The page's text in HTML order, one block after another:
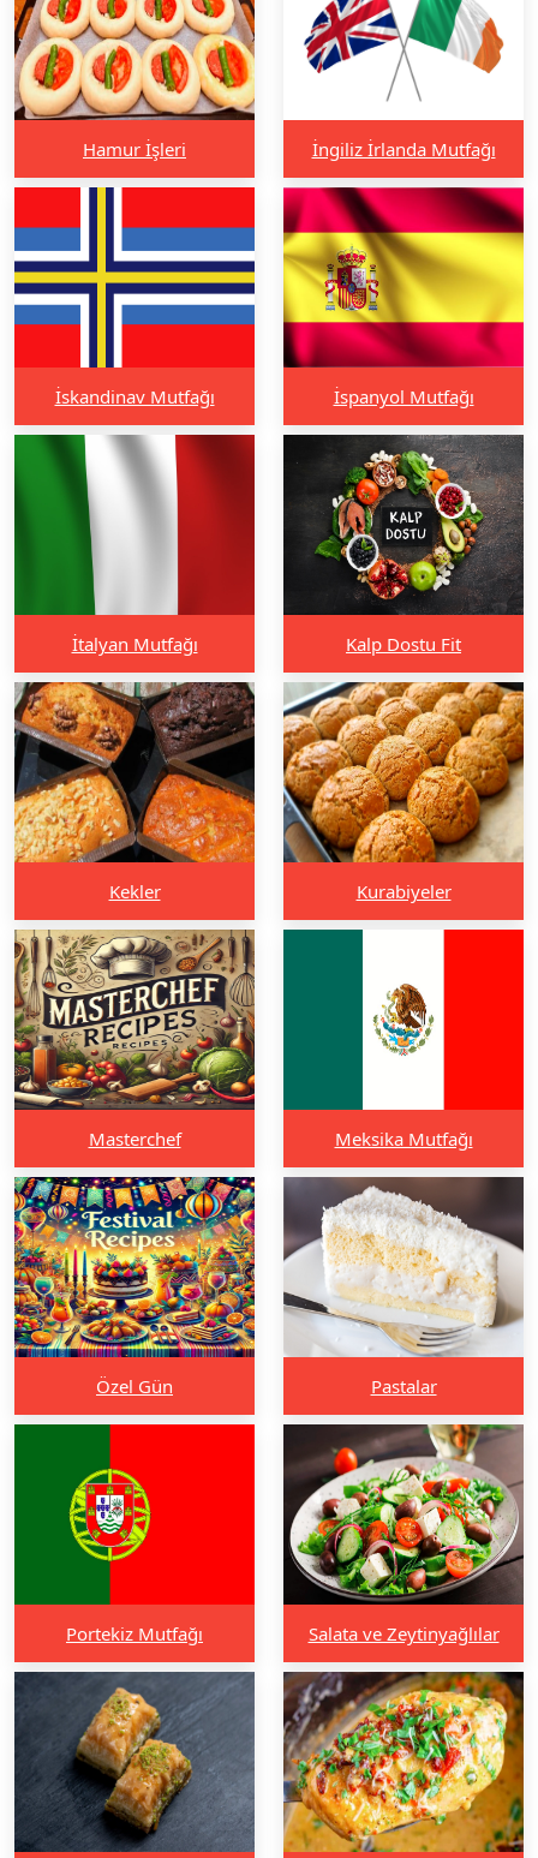
Hamur İşleri İngiliz İrlanda Mutfağı
İskandinav Mutfağı İspanyol Mutfağı
İtalyan Mutfağı Kalp Dostu Fit
Kekler Kurabiyeler
Masterchef Meksika Mutfağı
Özel Gün Pastalar
Portekiz Mutfağı Salata ve Zeytinyağlılar